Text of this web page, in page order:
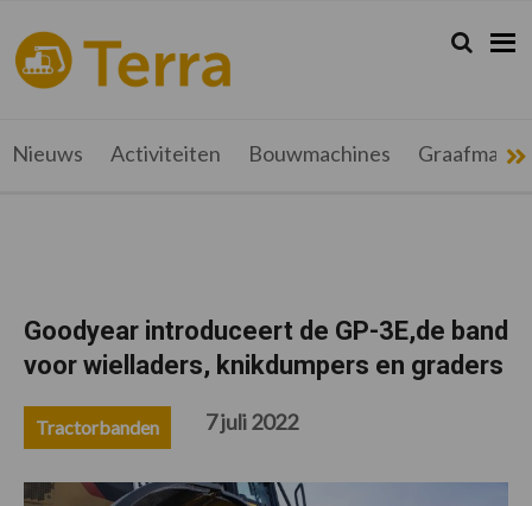
de
hoofdnavigatie
de
hoofd
inhoud
de
eerste
sidebar
de
voettekst
terramag.be
Alles
over
en
Zoeken...
Zoek
Nieuws Activiteiten Bouwmachines
Goodyear introduceert de GP-3E,de band
voor wielladers, knikdumpers en graders
Tractorbanden 7 juli 2022